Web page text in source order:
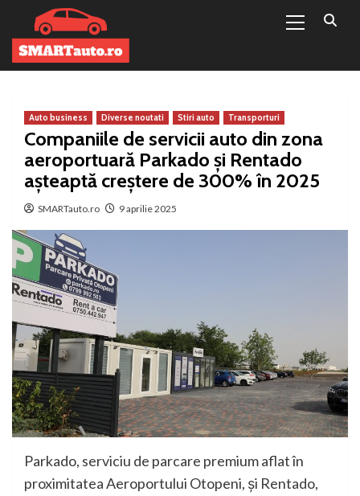
conținut
Menu
Auto business Diverse noutati Stiri auto Transporturi
Companiile de servicii auto din zona
aeroportuară Parkado și Rentado
așteaptă creștere de 300% în 2025
SMARTauto.ro 9 aprilie 2025
Parkado, serviciu de parcare premium aflat în
proximitatea Aeroportului Otopeni, și Rentado,